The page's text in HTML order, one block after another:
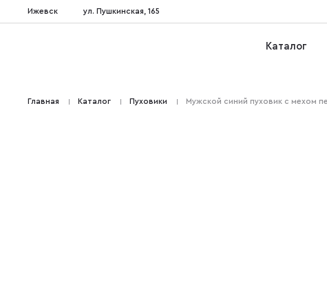
Ижевск ул. Пушкинская, 165
Каталог
Главная Каталог Пуховики Мужской синий пуховик с мехом